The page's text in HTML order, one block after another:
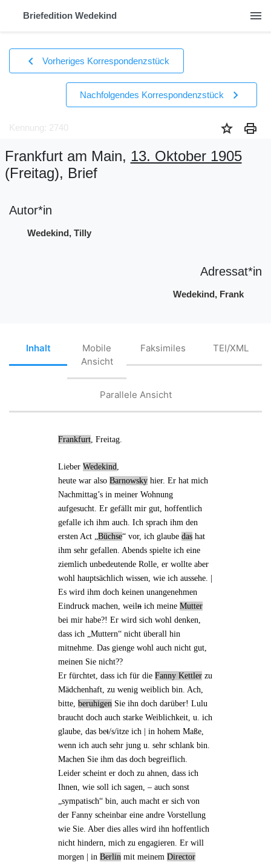
Briefedition Wedekind menu
chevron_left Vorheriges Korrespondenzstück
Nachfolgendes Korrespondenzstück chevron_right
Kennung: 2740 star print
Frankfurt am Main, 13. Oktober 1905
(Freitag), Brief
Autor*in
Wedekind, Tilly
Adressat*in
Wedekind, Frank
Inhalt
Mobile
Ansicht
Faksimiles TEI/XML
Parallele Ansicht
Frankfurt ,Freitag
LieberWedekind
heute war alsoBarnowsky hier. Er hat mich
Nachmittag’s in meiner Wohnung
aufgesucht. Er gefällt mir gut, hoffentlich
gefalle ich ihm auch. Ich sprach ihm den
ersten Act „Büchse“ vor, ich glaubedas hat
ihm sehr gefallen. Abends spielte ich eine
ziemlichunbedeutende Rolle , er wollte aber
wohl hauptsächlich wissen, wie ich aussehe. |
Es wird ihm doch keinen unangenehmen
Eindruck machen, weilnichmeineMutter
bei mir habe?! Er wird sich wohl denken,
dass ich „Muttern“ nicht überall hin
mitnehme. Das gienge wohl auch nicht gut,
meinen Sie nicht??
Er fürchtet, dass ich für dieFanny Kettler zu
Mädchenhaft, zu wenig weiblich bin. Ach,
bitte,beruhigen Sie ihn doch darüber!Lulu
braucht doch auch starke Weiblichkeit, u. ich
glaube, das bet/s/itze ich | in hohem Maße,
wenn ich auch sehr jung u. sehr schlank bin.
Machen Sie ihm das doch begreiflich.
Leider scheint er doch zu ahnen, dass ich
Ihnen, wie soll ich sagen, – auch sonst
„sympatisch“ bin, auch macht er sich von
der Fanny scheinbar eine andre Vorstellung
wie Sie. Aber dies alles wird ihn hoffentlich
nicht hindern, mich zu engagieren. Er will
morgen | inBerlin mit meinemDirector